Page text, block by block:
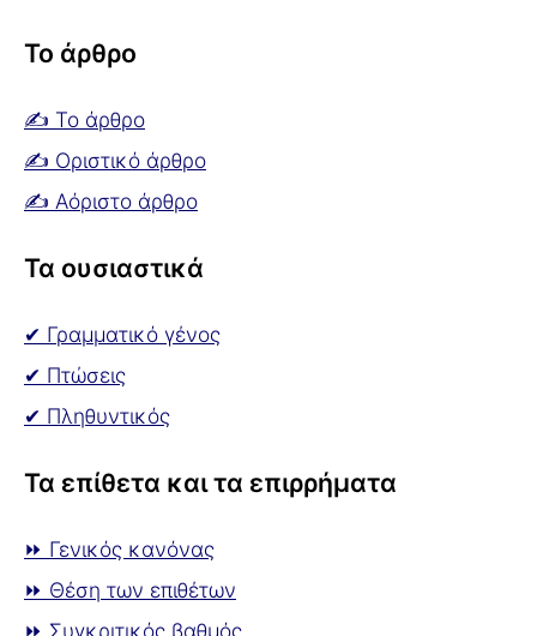
Το άρθρο
✍ Το άρθρο
✍ Οριστικό άρθρο
✍ Αόριστο άρθρο
Τα ουσιαστικά
✔ Γραμματικό γένος
✔ Πτώσεις
✔ Πληθυντικός
Τα επίθετα και τα επιρρήματα
⏩ Γενικός κανόνας
⏩ Θέση των επιθέτων
⏩ Συγκριτικός βαθμός